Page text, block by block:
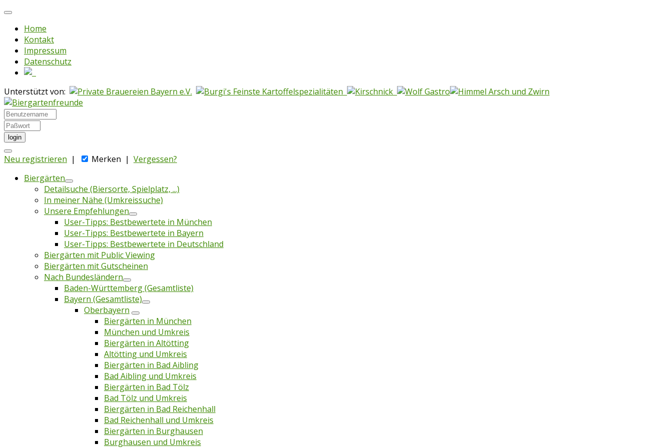
Home
Kontakt
Impressum
Datenschutz
Unterstützt von:
login
Neu registrieren | Merken | Vergessen?
Biergärten
Detailsuche (Biersorte, Spielplatz, ...)
In meiner Nähe (Umkreissuche)
Unsere Empfehlungen
User-Tipps: Bestbewertete in München
User-Tipps: Bestbewertete in Bayern
User-Tipps: Bestbewertete in Deutschland
Biergärten mit Public Viewing
Biergärten mit Gutscheinen
Nach Bundesländern
Baden-Württemberg (Gesamtliste)
Bayern (Gesamtliste)
Oberbayern
Biergärten in München
München und Umkreis
Biergärten in Altötting
Altötting und Umkreis
Biergärten in Bad Aibling
Bad Aibling und Umkreis
Biergärten in Bad Tölz
Bad Tölz und Umkreis
Biergärten in Bad Reichenhall
Bad Reichenhall und Umkreis
Biergärten in Burghausen
Burghausen und Umkreis